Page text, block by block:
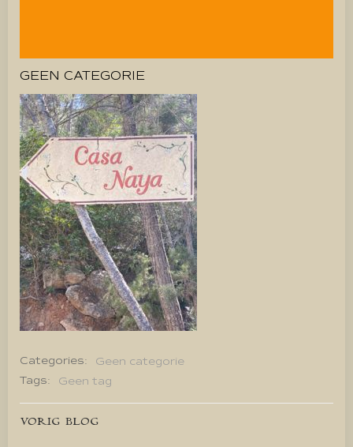
GEEN CATEGORIE
Categories:
Geen categorie
Tags:
Geen tag
Bericht
VORIG BLOG